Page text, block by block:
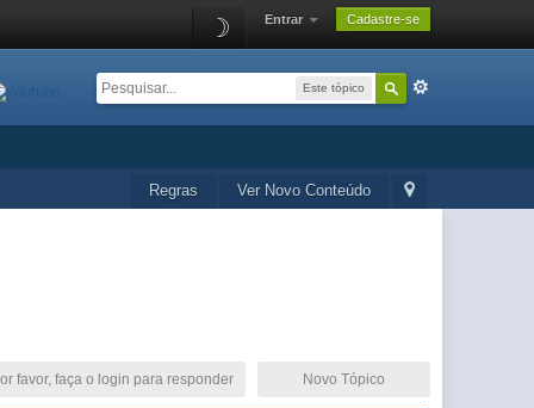
☽ Entrar Cadastre-se
Este tópico
Ver Novo Conteúdo
Regras
Novo Tópico
favor, faça o login para responder